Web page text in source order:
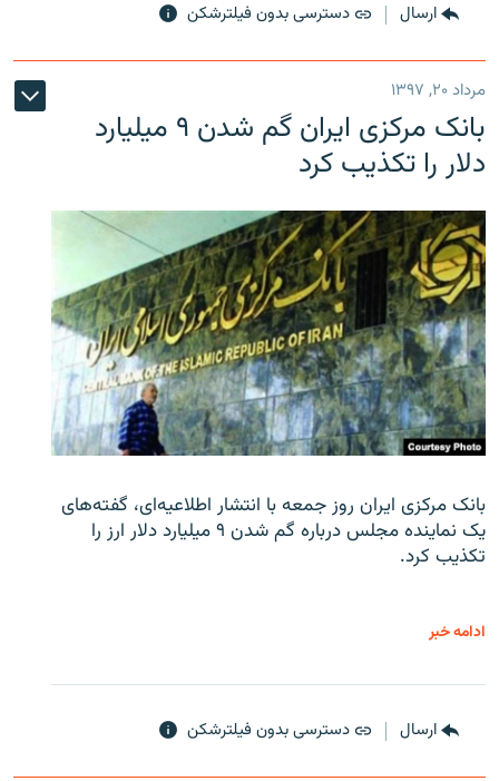
ارسال دسترسی بدون فیلترشکن
مرداد ۲۰, ۱۳۹۷
بانک مرکزی ایران گم شدن ۹ میلیارد
دلار را تکذیب کرد
بانک مرکزی ایران روز جمعه با انتشار اطلاعیه‌ای، گفته‌های
یک نماینده مجلس درباره گم شدن ۹ میلیارد دلار ارز را
تکذیب کرد.
ادامه خبر
ارسال دسترسی بدون فیلترشکن